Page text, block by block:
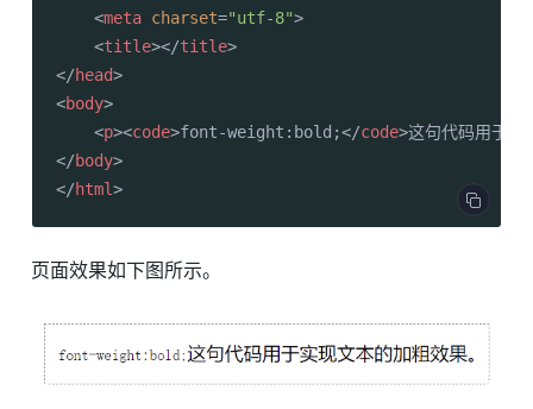
<meta charset="utf-8">
<title></title>
</head>
<body>
<p><code>font-weight:bold;</code>这句代码用于实
</body>
</html>
页面效果如下图所示。